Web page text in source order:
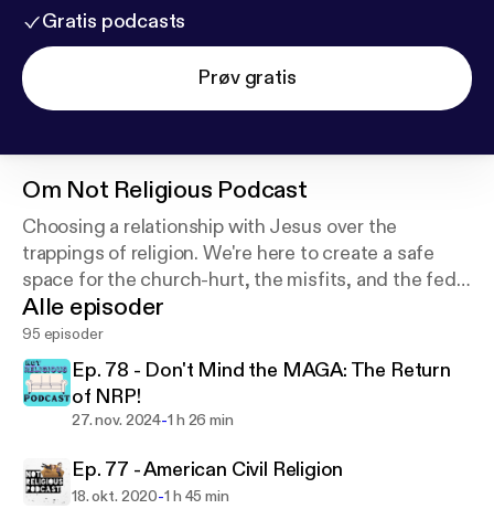
Gratis podcasts
Prøv gratis
Om Not Religious Podcast
Choosing a relationship with Jesus over the
trappings of religion. We're here to create a safe
space for the church-hurt, the misfits, and the fed-
up. We also love conspiracy theories. 🛸
Alle episoder
95 episoder
Ep. 78 - Don't Mind the MAGA: The Return
of NRP!
27. nov. 2024-1 h 26 min
Ep. 77 - American Civil Religion
18. okt. 2020-1 h 45 min